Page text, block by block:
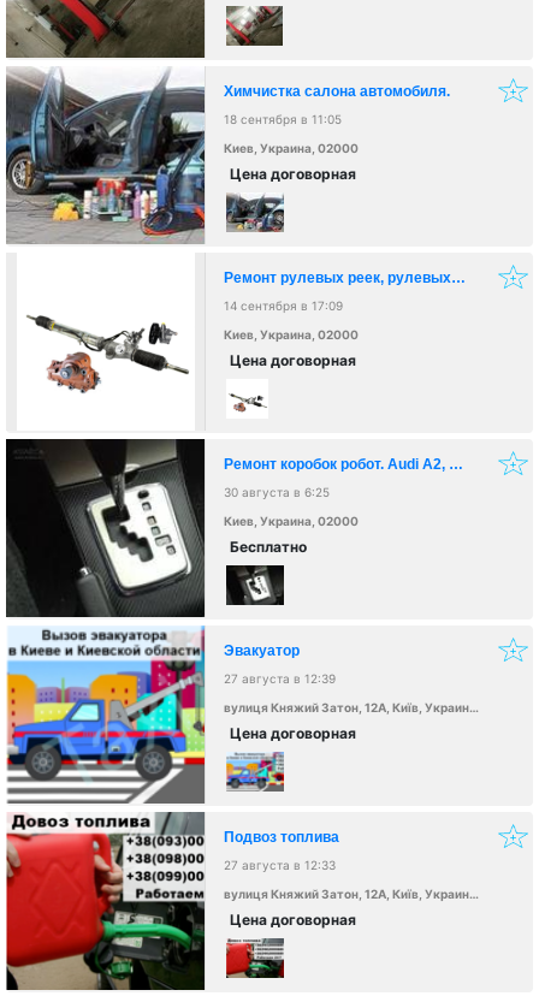
Химчистка салона автомобиля.
18 сентября в 11:05
Киев, Украина, 02000
Цена договорная
Ремонт рулевых реек, рулевых редукторов, насосов гу
14 сентября в 17:09
Киев, Украина, 02000
Цена договорная
Ремонт коробок робот. Audi A2, Vw lupo, mitshubisi, opel, honda civik
30 августа в 6:25
Киев, Украина, 02000
Бесплатно
Эвакуатор
27 августа в 12:39
вулиця Княжий Затон, 12А, Київ, Украина, 02000
Цена договорная
Подвоз топлива
27 августа в 12:33
вулиця Княжий Затон, 12А, Київ, Украина, 02000
Цена договорная